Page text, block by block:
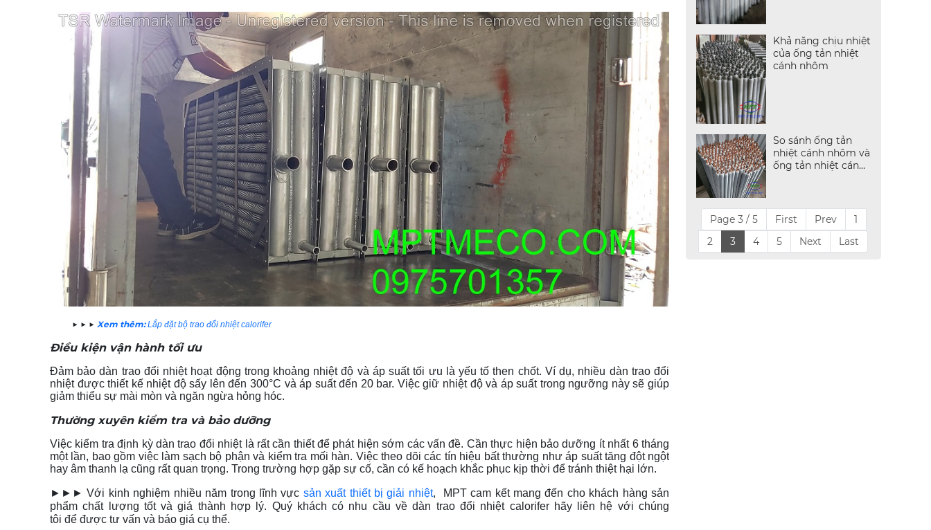
▶ ▶ ▶ Xem thêm:Lắp đặt bộ trao đổi nhiệt calorifer
Điều kiện vận hành tối ưu
Đảm bảo dàn trao đổi nhiệt hoạt động trong khoảng nhiệt độ và áp suất tối ưu là yếu tố then chốt. Ví dụ, nhiều dàn trao đổi
nhiệt được thiết kế nhiệt độ sấy lên đến 300°C và áp suất đến 20 bar. Việc giữ nhiệt độ và áp suất trong ngưỡng này sẽ giúp
giảm thiểu sự mài mòn và ngăn ngừa hỏng hóc.
Thường xuyên kiểm tra và bảo dưỡng
Việc kiểm tra định kỳ dàn trao đổi nhiệt là rất cần thiết để phát hiện sớm các vấn đề. Cần thực hiện bảo dưỡng ít nhất 6 tháng
một lần, bao gồm việc làm sạch bộ phận và kiểm tra mối hàn. Việc theo dõi các tín hiệu bất thường như áp suất tăng đột ngột
hay âm thanh lạ cũng rất quan trọng. Trong trường hợp gặp sự cố, cần có kế hoạch khắc phục kịp thời để tránh thiệt hại lớn.
►►► Với kinh nghiệm nhiều năm trong lĩnh vực sản xuất thiết bị giải nhiệt, MPT cam kết mang đến cho khách hàng sản
phẩm chất lượng tốt và giá thành hợp lý. Quý khách có nhu cầu về dàn trao đổi nhiệt calorifer hãy liên hệ với chúng
tôi để được tư vấn và báo giá cụ thể.
Khả năng chịu nhiệt
của ống tản nhiệt
cánh nhôm
So sánh ống tản
nhiệt cánh nhôm và
ống tản nhiệt cánh
Page 3 / 5 First Prev
1
2
3 4 5 Next Last